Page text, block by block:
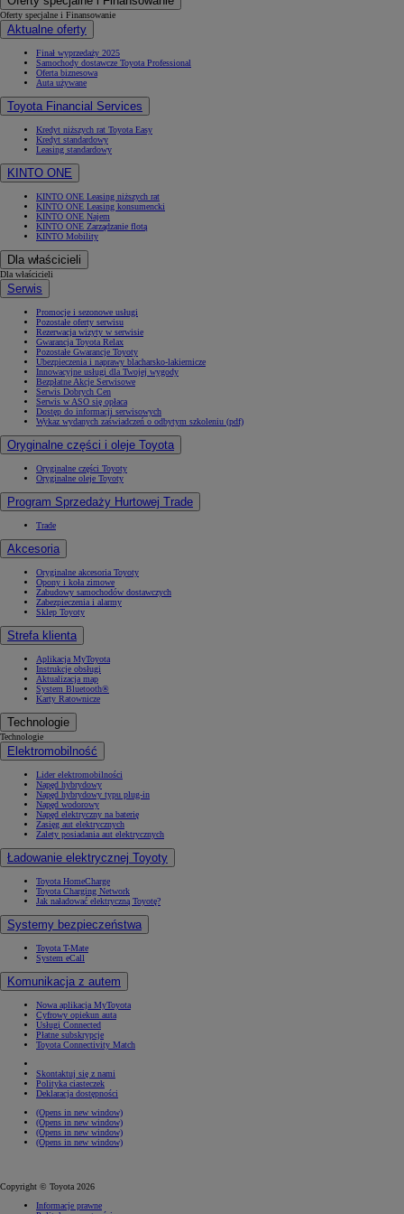
Oferty specjalne i Finansowanie
Aktualne oferty
Finał wyprzedaży 2025
Samochody dostawcze Toyota Professional
Oferta biznesowa
Auta używane
Toyota Financial Services
Kredyt niższych rat Toyota Easy
Kredyt standardowy
Leasing standardowy
KINTO ONE
KINTO ONE Leasing niższych rat
KINTO ONE Leasing konsumencki
KINTO ONE Najem
KINTO ONE Zarządzanie flotą
KINTO Mobility
Dla właścicieli
Dla właścicieli
Serwis
Promocje i sezonowe usługi
Pozostałe oferty serwisu
Rezerwacja wizyty w serwisie
Gwarancja Toyota Relax
Pozostałe Gwarancje Toyoty
Ubezpieczenia i naprawy blacharsko-lakiernicze
Innowacyjne usługi dla Twojej wygody
Bezpłatne Akcje Serwisowe
Serwis Dobrych Cen
Serwis w ASO się opłaca
Dostęp do informacji serwisowych
Wykaz wydanych zaświadczeń o odbytym szkoleniu (pdf)
Oryginalne części i oleje Toyota
Oryginalne części Toyoty
Oryginalne oleje Toyoty
Program Sprzedaży Hurtowej Trade
Trade
Akcesoria
Oryginalne akcesoria Toyoty
Opony i koła zimowe
Zabudowy samochodów dostawczych
Zabezpieczenia i alarmy
Sklep Toyoty
Strefa klienta
Aplikacja MyToyota
Instrukcje obsługi
Aktualizacja map
System Bluetooth®
Karty Ratownicze
Technologie
Technologie
Elektromobilność
Lider elektromobilności
Napęd hybrydowy
Napęd hybrydowy typu plug-in
Napęd wodorowy
Napęd elektryczny na baterię
Zasięg aut elektrycznych
Zalety posiadania aut elektrycznych
Ładowanie elektrycznej Toyoty
Toyota HomeCharge
Toyota Charging Network
Jak naładować elektryczną Toyotę?
Systemy bezpieczeństwa
Toyota T-Mate
System eCall
Komunikacja z autem
Nowa aplikacja MyToyota
Cyfrowy opiekun auta
Usługi Connected
Płatne subskrypcje
Toyota Connectivity Match
Skontaktuj się z nami
Polityka ciasteczek
Deklaracja dostępności
(Opens in new window)
(Opens in new window)
(Opens in new window)
(Opens in new window)
Copyright © Toyota 2026
Informacje prawne